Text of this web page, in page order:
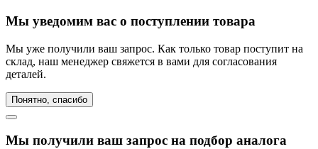
Мы уведомим вас о поступлении товара
Мы уже получили ваш запрос. Как только товар поступит на
склад, наш менеджер свяжется в вами для согласования
деталей.
Понятно, спасибо
Мы получили ваш запрос на подбор аналога